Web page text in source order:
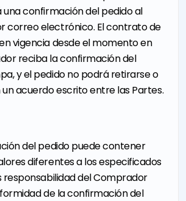
una confirmación del pedido al
correo electrónico. El contrato de
vigencia desde el momento en
reciba la confirmación del
y el pedido no podrá retirarse o
acuerdo escrito entre las Partes.
del pedido puede contener
diferentes a los especificados
responsabilidad del Comprador
de la confirmación del